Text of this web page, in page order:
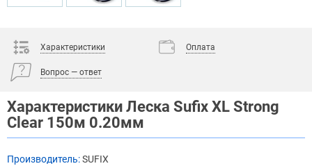
Характеристики Оплата
Вопрос — ответ
Характеристики Леска Sufix XL Strong
Clear 150м 0.20мм
Производитель:SUFIX